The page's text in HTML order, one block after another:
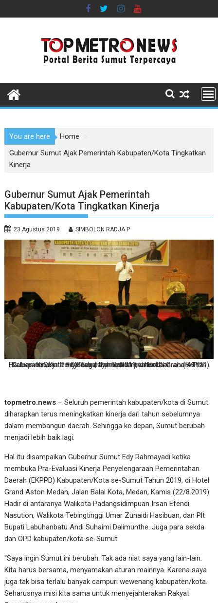
to
You are here
Home
Gubernur Sumut Ajak Pemerintah Kabupaten/Kota Tingkatkan
Kinerja
Gubernur Sumut Ajak Pemerintah
Kabupaten/Kota Tingkatkan Kinerja
23 Agustus 2019 SIMBOLON RADJA P
Gubernur Sumut Edy Rahmayadi pada pembukaan acara Pra-Evaluasi Kinerja Penyelengaraan Pemerintahan Daerah (EKPPD) Kabupaten/Kota se-Sumut Tahun 2019, di Hotel Grand Aston Medan | topmetro.news
topmetro.news – Seluruh pemerintah kabupaten/kota di Sumut
diharapkan terus meningkatkan kinerja dari tahun sebelumnya
dalam membangun daerah. Sehingga ke depan, Sumut berubah
menjadi lebih baik lagi.
Hal itu disampaikan Gubernur Sumut Edy Rahmayadi ketika
membuka Pra-Evaluasi Kinerja Penyelengaraan Pemerintahan
Daerah (EKPPD) Kabupaten/Kota se-Sumut Tahun 2019, di Hotel
Grand Aston Medan, Jalan Balai Kota, Medan, Kamis (22/8.2019).
Hadir di antaranya Walikota Padangsidimpuan Irsan Efendi
Nasution, Walikota Tebingtinggi Umar Zunaidi Hasibuan, dan Plt
Bupati Labuhanbatu Andi Suhaimi Dalimunthe. Juga para sekda
dan OPD kabupaten/kota se-Sumut.
“Saya ingin Sumut ini berubah. Tak ada niat saya yang lain-lain.
Kita harus bersama, menyamakan aturan mainnya. Karena saya
juga tak bisa terlalu banyak campuri wewenang kabupaten/kota.
Seharusnya misi kita sama untuk menyejahterakan Rakyat